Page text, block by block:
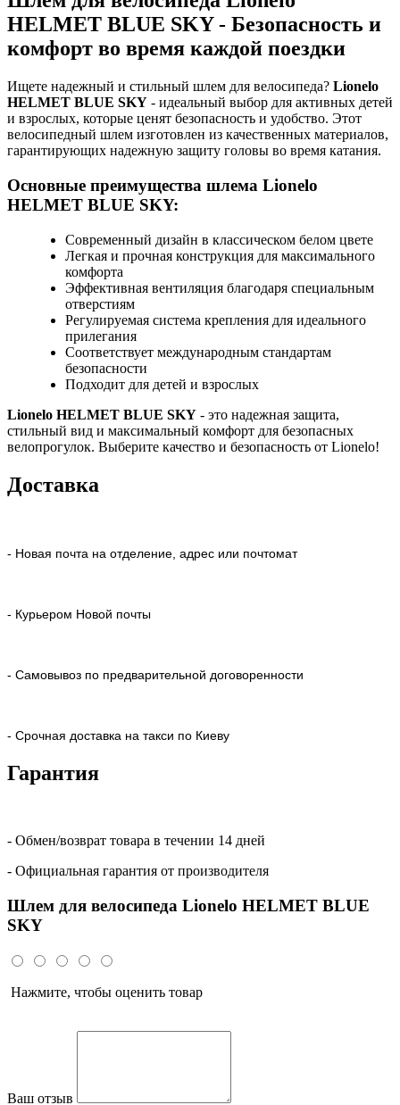
HELMET BLUE SKY - Безопасность и
комфорт во время каждой поездки
Ищете надежный и стильный шлем для велосипеда? Lionelo
HELMET BLUE SKY - идеальный выбор для активных детей
и взрослых, которые ценят безопасность и удобство. Этот
велосипедный шлем изготовлен из качественных материалов,
гарантирующих надежную защиту головы во время катания.
Основные преимущества шлема Lionelo
HELMET BLUE SKY:
Современный дизайн в классическом белом цвете
Легкая и прочная конструкция для максимального
комфорта
Эффективная вентиляция благодаря специальным
отверстиям
Регулируемая система крепления для идеального
прилегания
Соответствует международным стандартам
безопасности
Подходит для детей и взрослых
Lionelo HELMET BLUE SKY - это надежная защита,
стильный вид и максимальный комфорт для безопасных
велопрогулок. Выберите качество и безопасность от Lionelo!
Доставка
- Новая почта на отделение, адрес или почтомат
- Курьером Новой почты
- Самовывоз по предварительной договоренности
- Срочная доставка на такси по Киеву
Гарантия
- Обмен/возврат товара в течении 14 дней
- Официальная гарантия от производителя
Шлем для велосипеда Lionelo HELMET BLUE
SKY
Нажмите, чтобы оценить товар
Ваш отзыв